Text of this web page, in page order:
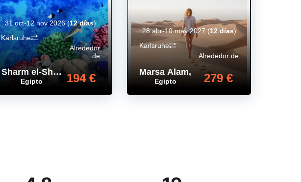
Sharm el-Sheij,
Egipto
Alrededor
de
194 €
Karlsruhe
31 oct-12 nov 2026(12 días)
Marsa Alam,
Egipto
Alrededor de
279 €
Karlsruhe
28 abr-10 may 2027(12 días)